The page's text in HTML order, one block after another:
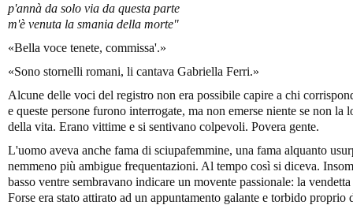
p'annà da solo via da questa parte
m'è venuta la smania della morte"
«Bella voce tenete, commissa'.»
«Sono stornelli romani, li cantava Gabriella Ferri.»
Alcune delle voci del registro non era possibile capire a chi
e queste persone furono interrogate, ma non emerse niente se non la
della vita. Erano vittime e si sentivano colpevoli. Povera gente.
L'uomo aveva anche fama di sciupafemmine, una fama alquanto
nemmeno più ambigue frequentazioni. Al tempo così si diceva.
basso ventre sembravano indicare un movente passionale: la
Forse era stato attirato ad un appuntamento galante e torbido proprio